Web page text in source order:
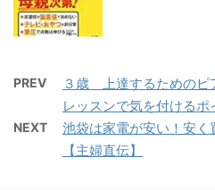
PREV
３歳 上達するための
レッスンで気を付けるポ
NEXT
池袋は家電が安い！安
【主婦直伝】